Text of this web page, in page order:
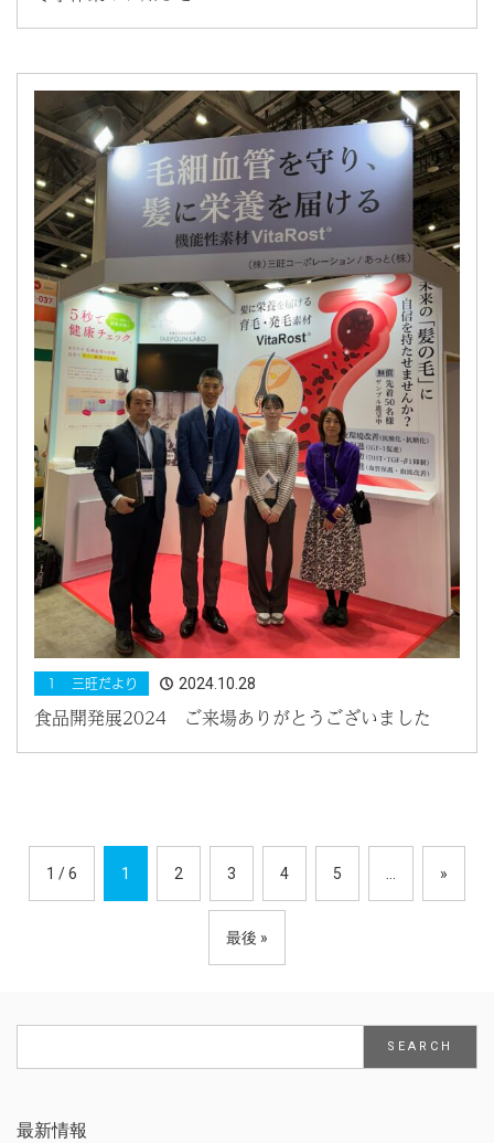
１ 三旺だより 2024.10.28
食品開発展2024 ご来場ありがとうございました
1 / 6 1 2 3 4 5 ... »
最後 »
最新情報